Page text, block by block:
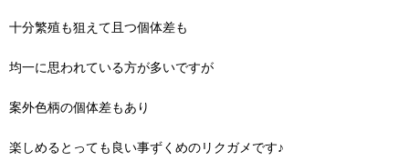
十分繁殖も狙えて且つ個体差も
均一に思われている方が多いですが
案外色柄の個体差もあり
楽しめるとっても良い事ずくめのリクガメです♪